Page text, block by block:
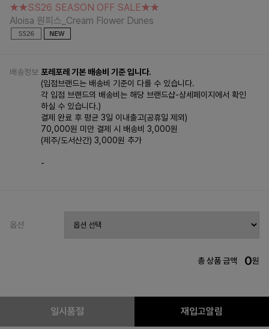
Aloisa 원피스_Cream Flower Dunes
★★SS26 SEASON OFF SALE★★
Aloisa 원피스_Cream Flower Dunes
배송정보 포레포레 기본 배송비 기준 입니다.
(입점브랜드는 배송비 기준이 다를 수 있습니다.
각 입점 브랜드의 배송비는 해당 브랜드샵-상세페이지에서 확인
하실 수 있습니다.)
결제 완료 후 평균 3일 이내출고(공휴일 제외)
70,000원 미만 결제 시 배송비 3,000원
(제주/도서산간) 3,000원 추가
-
옵션
총 상품 금액 0원
일시품절 재입고알림